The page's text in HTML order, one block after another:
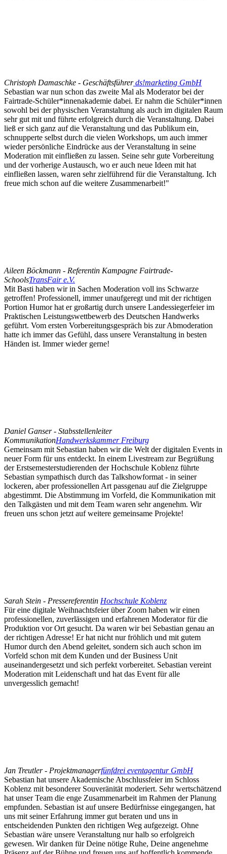
Christoph Damaschke - Geschäftsführerds!marketing GmbH
Sebastian war nun schon das zweite Mal als Moderator bei der
Fairtrade-Schüler*innenakademie dabei. Er nahm die Schüler*innen
sowohl bei der physischen Veranstaltung als auch im digitalen Raum
sehr gut mit und führte erfolgreich durch die Veranstaltung. Dabei
ließ er sich ganz auf die Veranstaltung und das Publikum ein,
schnupperte selbst durch die vielen Workshops, um auch immer
wieder persönliche Eindrücke aus der Veranstaltung in seine
Moderation mit einfließen zu lassen. Seine sehr gute Vorbereitung
und der vorherige Austausch, wo er auch neue Ideen mit hat
einfließen lassen, waren sehr zielführend für die Veranstaltung. Ich
freue mich schon auf die weitere Zusammenarbeit!"
Aileen Böckmann - Referentin Kampagne Fairtrade-
SchoolsTransFair e.V.
Mit Basti haben wir in Sachen Moderation voll ins Schwarze
getroffen! Professionell, immer unaufgeregt und mit der richtigen
Portion Humor hat er großartig durch unsere Landessiegerfeier im
Praktischen Leistungswettbewerb des Deutschen Handwerks
geführt. Vom ersten Vorbereitungsgespräch bis zur Abmoderation
hatte ich immer das Gefühl, dass unsere Veranstaltung in besten
Händen ist. Immer wieder gerne!
Daniel Ganser - Stabsstellenleiter
KommunikationHandwerkskammer Freiburg
Gemeinsam mit Sebastian haben wir die Welt der digitalen Events in
neuer Form für uns entdeckt. In einem Livestream zur Begrüßung
der Erstsemesterstudierenden der Hochschule Koblenz führte
Sebastian sympathisch durch das Talkshowformat - in seiner
lockeren, aber professionellen Art passgenau auf die Zielgruppe
abgestimmt. Die Abstimmung im Vorfeld, die Kommunikation mit
den Talkgästen und mit dem Team waren sehr angenehm. Wir
freuen uns schon jetzt auf weitere gemeinsame Projekte!
Sarah Stein - Pressereferentin Hochschule Koblenz
Für eine digitale Weihnachtsfeier über Zoom haben wir einen
professionellen, zuverlässigen und erfahrenen Moderator für die
Produktion vor Ort gesucht. Da waren wir bei Sebastian genau an
der richtigen Adresse! Er hat nicht nur fröhlich und mit gutem
Humor durch den Abend geleitet, sondern sich auch schon im
Vorfeld schon mit dem Kunden und der Business Unit
auseinandergesetzt und sich perfekt vorbereitet. Sebastian vereint
Moderation mit Leidenschaft und hat das Event für alle
unvergesslich gemacht!
Jan Treutler - Projektmanagerfünfdrei eventagentur GmbH
Sebastian hat unsere Akademische Abschlussfeier im Schloss
Koblenz mit besonderer Souveränität moderiert. Sehr wertschätzend
hat unser Team die enge Zusammenarbeit im Rahmen der Planung
empfunden. Sebastian ist auf unsere Bedürfnisse eingegangen, hat
uns mit seiner Erfahrung immer gut beraten und uns in
entscheidenden Punkten den richtigen Weg aufgezeigt. Ohne
Sebastian wäre unsere Veranstaltung nur halb so erfolgreich
gewesen. Wir danken für Deine nötige Ruhe, Deine angenehme